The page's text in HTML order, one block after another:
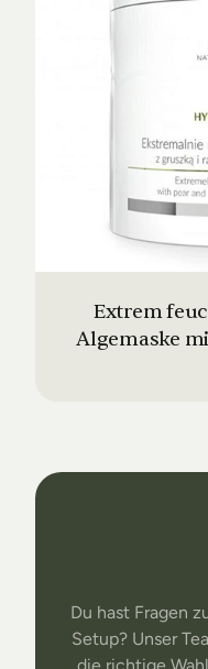
Extrem
Algemaske
Du hast Fragen
Setup? Unser